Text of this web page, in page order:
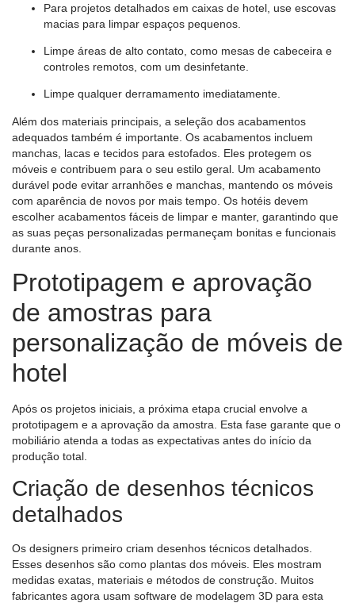
Para projetos detalhados em caixas de hotel, use escovas
macias para limpar espaços pequenos.
Limpe áreas de alto contato, como mesas de cabeceira e
controles remotos, com um desinfetante.
Limpe qualquer derramamento imediatamente.
Além dos materiais principais, a seleção dos acabamentos
adequados também é importante. Os acabamentos incluem
manchas, lacas e tecidos para estofados. Eles protegem os
móveis e contribuem para o seu estilo geral. Um acabamento
durável pode evitar arranhões e manchas, mantendo os móveis
com aparência de novos por mais tempo. Os hotéis devem
escolher acabamentos fáceis de limpar e manter, garantindo que
as suas peças personalizadas permaneçam bonitas e funcionais
durante anos.
Prototipagem e aprovação
de amostras para
personalização de móveis de
hotel
Após os projetos iniciais, a próxima etapa crucial envolve a
prototipagem e a aprovação da amostra. Esta fase garante que o
mobiliário atenda a todas as expectativas antes do início da
produção total.
Criação de desenhos técnicos
detalhados
Os designers primeiro criam desenhos técnicos detalhados.
Esses desenhos são como plantas dos móveis. Eles mostram
medidas exatas, materiais e métodos de construção. Muitos
fabricantes agora usam software de modelagem 3D para esta